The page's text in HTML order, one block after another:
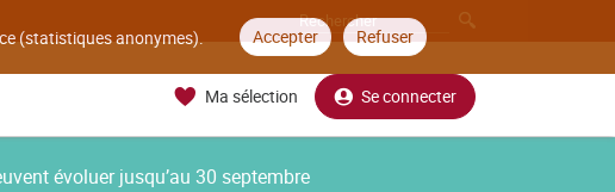
(statistiques anonymes). Accepter Refuser
Ma sélection Se connecter
évoluer jusqu’au 30 septembre